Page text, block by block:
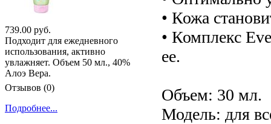
• Кожа
• Комплекс
ее.
Объем: 30 мл.
Модель: для
739.00 руб.
Подходит для ежедневного
использования, активно
увлажняет. Объем 50 мл., 40%
Алоэ Вера.
Отзывов (0)
Подробнее...